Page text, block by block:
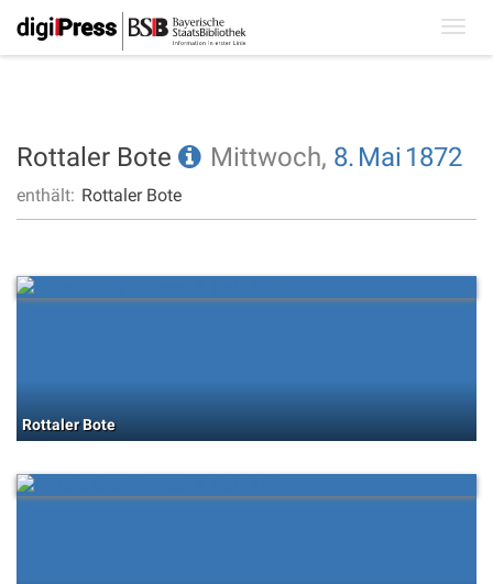
Rottaler Bote Mittwoch, 8. Mai 1872
enthält: Rottaler Bote
Rottaler Bote